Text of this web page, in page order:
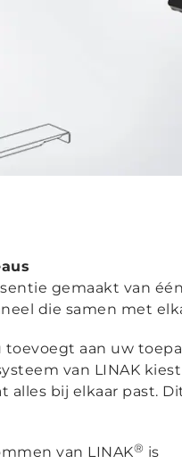
gemaakt van
die samen met
aan uw
van LINAK
alles bij elkaar past.
van LINAK® is